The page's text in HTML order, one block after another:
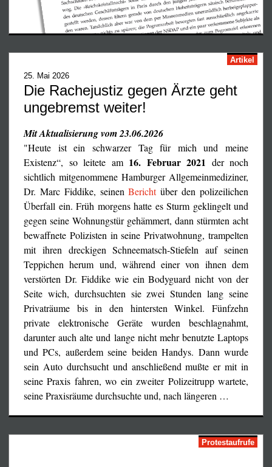
Seit dem 5. Februar 2026 ist die Moritzburger Ärztin Dr.
Bianca Witzschel nun wieder im Gefängnis – nach dem
Willen der unermüdlichen Rachejustiz des Corona-
eineinhalb Jahre,
nachdem sie bis Juni 2024 bereits 16 Monate wie ein
Schwerverbrecher in Untersuchungshaft gefangengehalten
und schließlich in einem monatelangen Schauprozeß vom
Artikel
25. Mai 2026
Die Rachejustiz gegen Ärzte geht
ungebremst weiter!
Mit Aktualisierung vom 23.06.2026
"Heute ist ein schwarzer Tag für mich und meine
Existenz“, so leitete am16. Februar 2021 der noch
sichtlich mitgenommene Hamburger Allgemeinmediziner,
Dr. Marc Fiddike, seinenBerichtüber den polizeilichen
Überfall ein. Früh morgens hatte es Sturm geklingelt und
gegen seine Wohnungstür gehämmert, dann stürmten acht
bewaffnete Polizisten in seine Privatwohnung, trampelten
mit ihren dreckigen Schneematsch-Stiefeln auf seinen
Teppichen herum und, während einer von ihnen dem
verstörten Dr. Fiddike wie ein Bodyguard nicht von der
Seite wich, durchsuchten sie zwei Stunden lang seine
Privaträume bis in den hintersten Winkel. Fünfzehn
private elektronische Geräte wurden beschlagnahmt,
darunter auch alte und lange nicht mehr benutzte Laptops
und PCs, außerdem seine beiden Handys. Dann wurde
sein Auto durchsucht und anschließend mußte er mit in
seine Praxis fahren, wo ein zweiter Polizeitrupp wartete,
seine Praxisräume durchsuchte und, nach längeren …
Protestaufrufe